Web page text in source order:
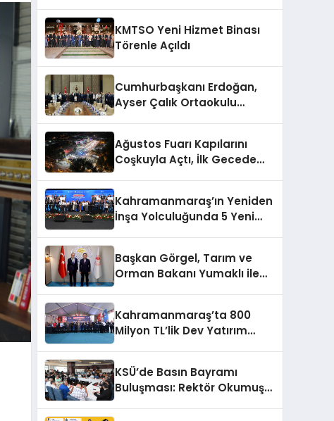
KMTSO Yeni Hizmet Binası
Törenle Açıldı
Cumhurbaşkanı Erdoğan,
Ayser Çalık Ortaokulu
Ağustos Fuarı Kapılarını
Coşkuyla Açtı, İlk Gecede
Kahramanmaraş’ın Yeniden
İnşa Yolculuğunda 5 Yeni
Başkan Görgel, Tarım ve
Orman Bakanı Yumaklı ile
Kahramanmaraş’ta 800
Milyon TL’lik Dev Yatırım
KSÜ’de Basın Bayramı
Buluşması: Rektör Okumuş